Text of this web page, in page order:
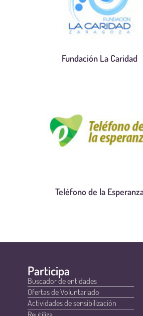
Fundación La Caridad
Teléfono de la
Participa
Buscador de entidades
Ofertas de Voluntariado
Actividades de sensibilización